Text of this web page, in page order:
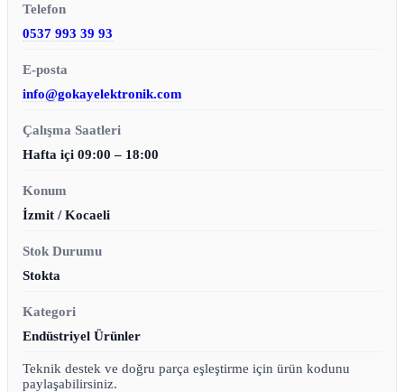
Telefon
0537 993 39 93
E-posta
info@gokayelektronik.com
Çalışma Saatleri
Hafta içi 09:00 – 18:00
Konum
İzmit / Kocaeli
Stok Durumu
Stokta
Kategori
Endüstriyel Ürünler
Teknik destek ve doğru parça eşleştirme için ürün kodunu
paylaşabilirsiniz.